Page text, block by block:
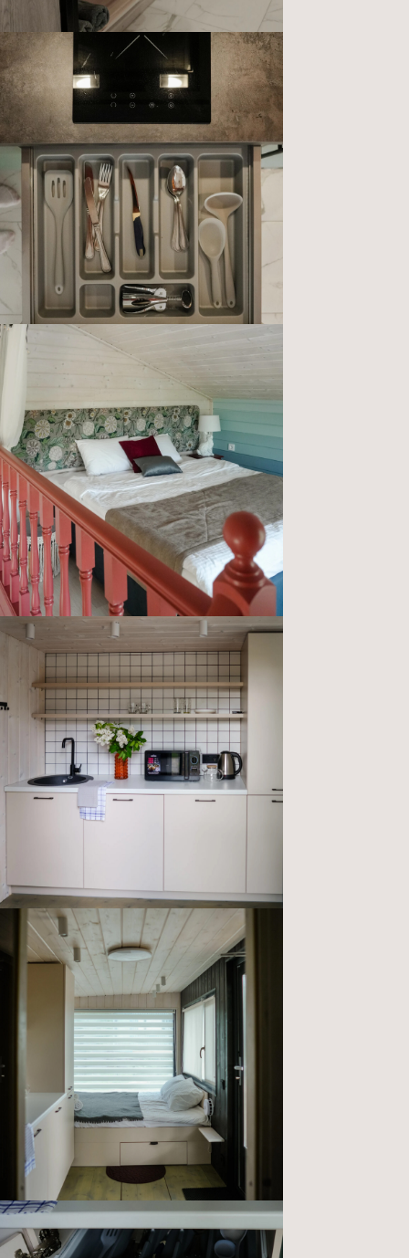
ООО «Ваша Карелия»
ИНН: 1003017646
ОГРН: 1171001001489
© Все права защищены
Разработка сайта